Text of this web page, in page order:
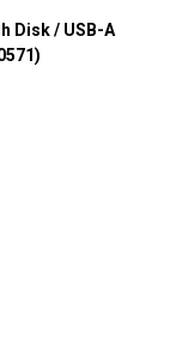
Disk / USB-A